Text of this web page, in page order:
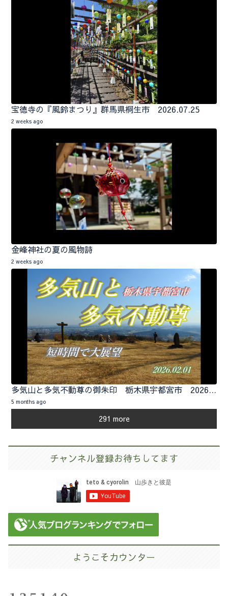
宝徳寺の『風鈴まつり』群馬県桐生市 2026.07.25
2 weeks ago
金峰神社の夏の風物詩
2 weeks ago
多気山と多気不動尊の御朱印 栃木県宇都宮市 2026.02.01
5 months ago
291 more
チャンネル登録お待ちしてます
ようこそカウンター